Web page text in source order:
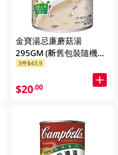
金寶湯忌廉蘑菇湯
295GM (新舊包裝隨機發
貨) (包裝隨機發放)
3件$43.9
$20.00